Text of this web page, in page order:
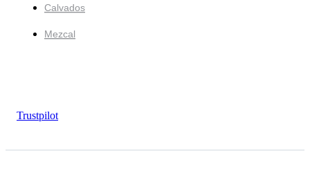
Calvados
Mezcal
Trustpilot